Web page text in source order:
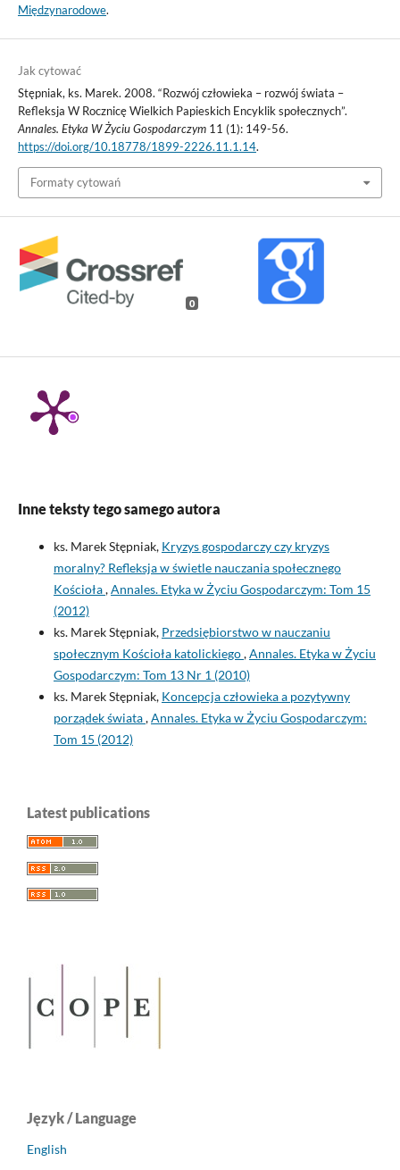
Międzynarodowe.
Jak cytować
Stępniak, ks. Marek. 2008. “Rozwój człowieka – rozwój świata –
Refleksja W Rocznicę Wielkich Papieskich Encyklik społecznych”.
Annales. Etyka W Życiu Gospodarczym11 (1): 149-56.
https://doi.org/10.18778/1899-2226.11.1.14.
Formaty cytowań
0
Inne teksty tego samego autora
ks. Marek Stępniak, Kryzys gospodarczy czy kryzys
moralny? Refleksja w świetle nauczania społecznego
Kościoła,Annales. Etyka w Życiu Gospodarczym: Tom 15
(2012)
ks. Marek Stępniak, Przedsiębiorstwo w nauczaniu
społecznym Kościoła katolickiego,Annales. Etyka w Życiu
Gospodarczym: Tom 13 Nr 1 (2010)
ks. Marek Stępniak, Koncepcja człowieka a pozytywny
porządek świata,Annales. Etyka w Życiu Gospodarczym:
Tom 15 (2012)
Latest publications
Język / Language
English